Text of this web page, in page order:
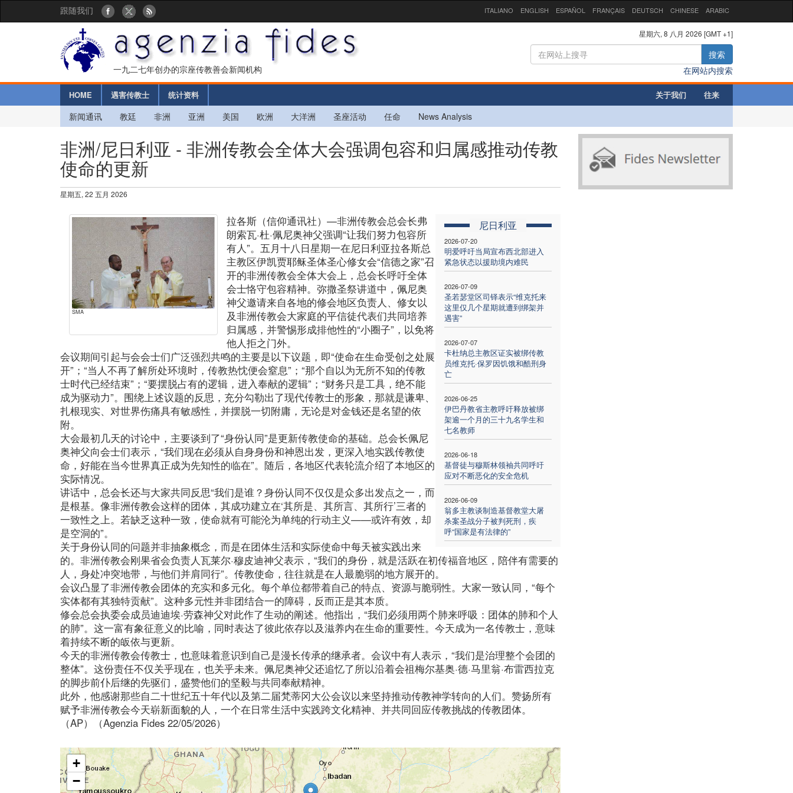
跟随我们 ITALIANO ENGLISH ESPAÑOL FRANÇAIS DEUTSCH CHINESE ARABIC
一九二七年创办的宗座传教善会新闻机构
星期六, 8 八月 2026 [GMT +1]
搜索
在网站内搜索
HOME 遇害传教士 统计资料 关于我们 往来
新闻通讯 教廷 非洲 亚洲 美国 欧洲 大洋洲 圣座活动 任命 News Analysis
非洲/尼日利亚 - 非洲传教会全体大会强调包容和归属感推动传教
使命的更新
星期五, 22 五月 2026
SMA
尼日利亚
2026-07-20
明爱呼吁当局宣布西北部进入
紧急状态以援助境内难民
2026-07-09
圣若瑟堂区司铎表示“维克托来
这里仅几个星期就遭到绑架并
遇害”
2026-07-07
卡杜纳总主教区证实被绑传教
员维克托·保罗因饥饿和酷刑身
亡
2026-06-25
伊巴丹教省主教呼吁释放被绑
架逾一个月的三十九名学生和
七名教师
2026-06-18
基督徒与穆斯林领袖共同呼吁
应对不断恶化的安全危机
2026-06-09
翁多主教谈制造基督教堂大屠
杀案圣战分子被判死刑，疾
呼“国家是有法律的”
拉各斯（信仰通讯社）—非洲传教会总会长弗
朗索瓦·杜·佩尼奥神父强调“让我们努力包容所
有人”。五月十八日星期一在尼日利亚拉各斯总
主教区伊凯贾耶稣圣体圣心修女会“信德之家”召
开的非洲传教会全体大会上，总会长呼吁全体
会士恪守包容精神。弥撒圣祭讲道中，佩尼奥
神父邀请来自各地的修会地区负责人、修女以
及非洲传教会大家庭的平信徒代表们共同培养
归属感，并警惕形成排他性的“小圈子”，以免将
他人拒之门外。
会议期间引起与会会士们广泛强烈共鸣的主要是以下议题，即“使命在生命受创之处展
开”；“当人不再了解所处环境时，传教热忱便会窒息”；“那个自以为无所不知的传教
士时代已经结束”；“要摆脱占有的逻辑，进入奉献的逻辑”；“财务只是工具，绝不能
成为驱动力”。围绕上述议题的反思，充分勾勒出了现代传教士的形象，那就是谦卑、
扎根现实、对世界伤痛具有敏感性，并摆脱一切附庸，无论是对金钱还是名望的依
附。
大会最初几天的讨论中，主要谈到了“身份认同”是更新传教使命的基础。总会长佩尼
奥神父向会士们表示，“我们现在必须从自身身份和神恩出发，更深入地实践传教使
命，好能在当今世界真正成为先知性的临在”。随后，各地区代表轮流介绍了本地区的
实际情况。
讲话中，总会长还与大家共同反思“我们是谁？身份认同不仅仅是众多出发点之一，而
是根基。像非洲传教会这样的团体，其成功建立在‘其所是、其所言、其所行’三者的
一致性之上。若缺乏这种一致，使命就有可能沦为单纯的行动主义——或许有效，却
是空洞的”。
关于身份认同的问题并非抽象概念，而是在团体生活和实际使命中每天被实践出来
的。非洲传教会刚果省会负责人瓦莱尔·穆皮迪神父表示，“我们的身份，就是活跃在初传福音地区，陪伴有需要的
人，身处冲突地带，与他们并肩同行”。传教使命，往往就是在人最脆弱的地方展开的。
会议凸显了非洲传教会团体的充实和多元化。每个单位都带着自己的特点、资源与脆弱性。大家一致认同，“每个
实体都有其独特贡献”。这种多元性并非团结合一的障碍，反而正是其本质。
修会总会执委会成员迪迪埃·劳森神父对此作了生动的阐述。他指出，“我们必须用两个肺来呼吸：团体的肺和个人
的肺”。这一富有象征意义的比喻，同时表达了彼此依存以及滋养内在生命的重要性。今天成为一名传教士，意味
着持续不断的皈依与更新。
今天的非洲传教会传教士，也意味着意识到自己是漫长传承的继承者。会议中有人表示，“我们是治理整个会团的
整体”。这份责任不仅关乎现在，也关乎未来。佩尼奥神父还追忆了所以沿着会祖梅尔基奥·德·马里翁·布雷西拉克
的脚步前仆后继的先驱们，盛赞他们的坚毅与共同奉献精神。
此外，他感谢那些自二十世纪五十年代以及第二届梵蒂冈大公会议以来坚持推动传教神学转向的人们。赞扬所有
赋予非洲传教会今天崭新面貌的人，一个在日常生活中实践跨文化精神、并共同回应传教挑战的传教团体。
（AP）（Agenzia Fides 22/05/2026）
+
−